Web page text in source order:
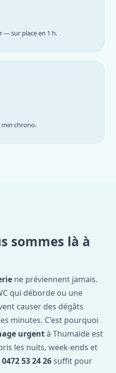
— sur place en 1 h.
chrono.
sommes là à
ne préviennent jamais.
qui déborde ou une
causer des dégâts
minutes. C'est pourquoi
urgentà Thumaide est
les nuits, week-ends et
0472 53 24 26 suffit pour